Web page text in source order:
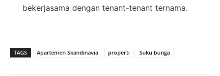
bekerjasama dengan tenant-tenant ternama.
TAGS Apartemen Skandinavia properti Suku bunga